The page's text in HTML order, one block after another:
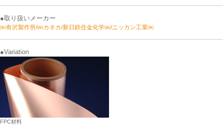
●取り扱いメーカー
㈱有沢製作所/㈱カネカ/新日鉄住金化学㈱/ニッカン工業㈱
●Variation
FPC材料